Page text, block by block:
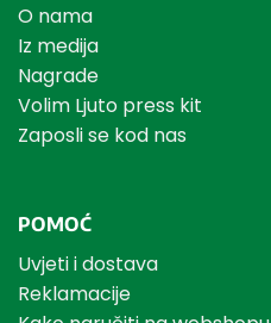
O nama
Iz medija
Nagrade
Volim Ljuto press kit
Zaposli se kod nas
POMOĆ
Uvjeti i dostava
Reklamacije